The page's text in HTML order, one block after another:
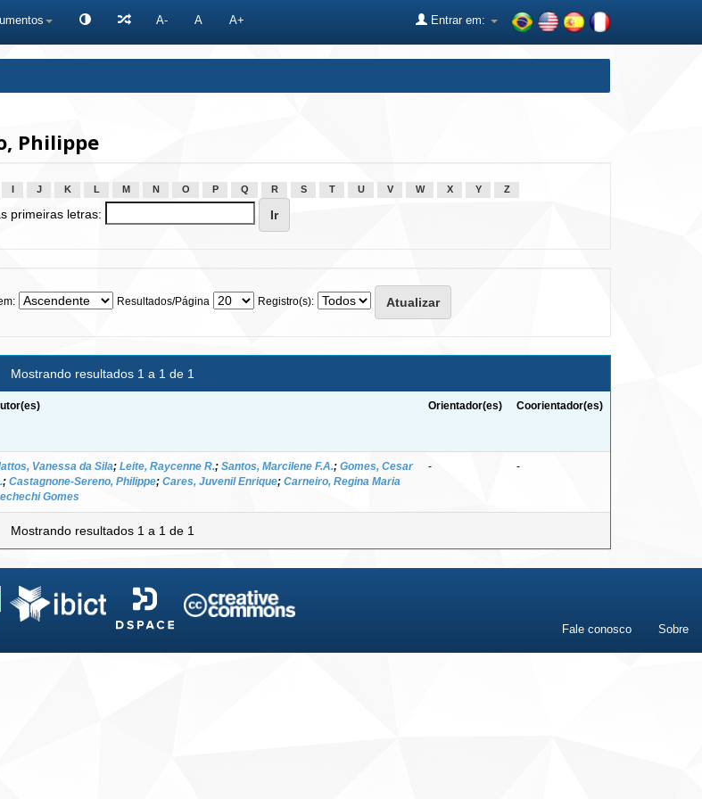
A- A A+ Entrar em:
Philippe
J K L M N O P Q R S T U V W X Y Z
primeiras letras:
Resultados/Página Registro(s):
Mostrando resultados 1 a 1 de 1
Orientador(es) Coorientador(es)
Vanessa da Sila; Leite, Raycenne R.; Santos, Marcilene F.A.; Gomes, Cesar
; Castagnone-Sereno, Philippe; Cares, Juvenil Enrique; Carneiro, Regina Maria
Gomes
- -
Mostrando resultados 1 a 1 de 1
Fale conosco Sobre